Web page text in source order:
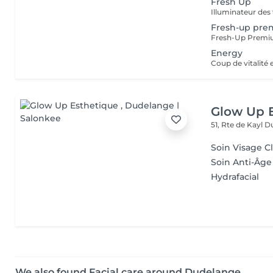
Illuminateur des
Fresh-up
Energy
Coup de vitalité
Glow Up
51, Rte de Kayl
Soin Visage
Soin Anti-
Hydrafacial